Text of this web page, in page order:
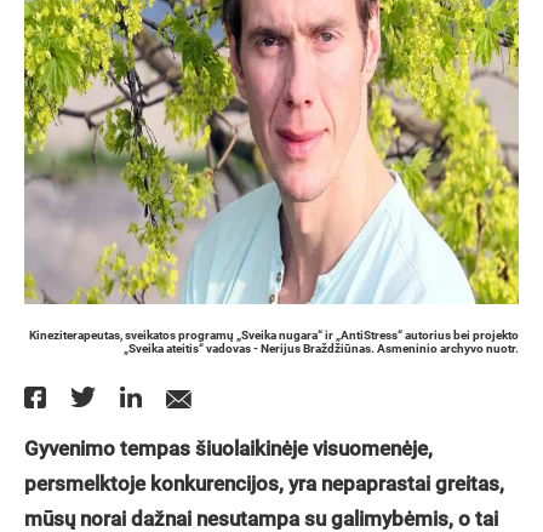
Kineziterapeutas, sveikatos programų „Sveika nugara“ ir „AntiStress“ autorius bei projekto
„Sveika ateitis“ vadovas - Nerijus Braždžiūnas. Asmeninio archyvo nuotr.
Gyvenimo tempas šiuolaikinėje visuomenėje,
persmelktoje konkurencijos, yra nepaprastai greitas,
mūsų norai dažnai nesutampa su galimybėmis, o tai